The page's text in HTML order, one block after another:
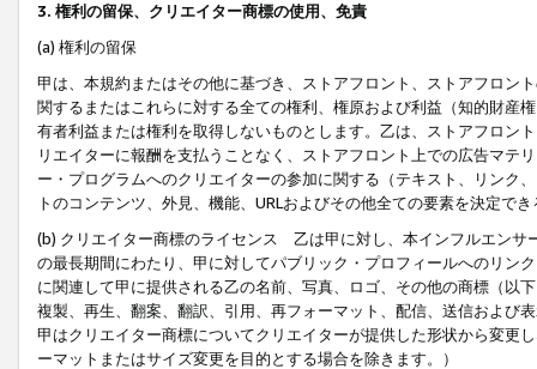
3. 権利の留保、クリエイター商標の使用、免責
(a) 権利の留保
甲は、本規約またはその他に基づき、ストアフロント、ストアフロン
関するまたはこれらに対する全ての権利、権原および利益（知的財産
有者利益または権利を取得しないものとします。乙は、ストアフロン
リエイターに報酬を支払うことなく、ストアフロント上での広告マテ
ー・プログラムへのクリエイターの参加に関する（テキスト、リンク
トのコンテンツ、外見、機能、URLおよびその他全ての要素を決定で
(b) クリエイター商標のライセンス 乙は甲に対し、本インフルエンサ
の最長期間にわたり、甲に対してパブリック・プロフィールへのリン
に関連して甲に提供される乙の名前、写真、ロゴ、その他の商標（以
複製、再生、翻案、翻訳、引用、再フォーマット、配信、送信および
甲はクリエイター商標についてクリエイターが提供した形状から変更
ーマットまたはサイズ変更を目的とする場合を除きます。）